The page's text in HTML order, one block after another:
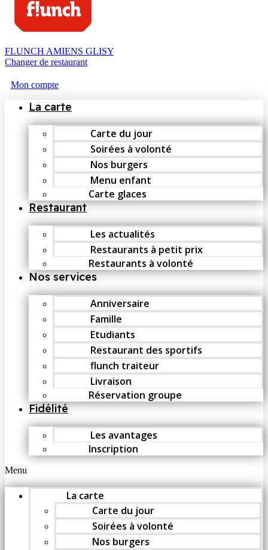
FLUNCH AMIENS GLISY
Changer de restaurant
Mon compte
La carte
Carte du jour
Soirées à volonté
Nos burgers
Menu enfant
Carte glaces
Restaurant
Les actualités
Restaurants à petit prix
Restaurants à volonté
Nos services
Anniversaire
Famille
Etudiants
Restaurant des sportifs
flunch traiteur
Livraison
Réservation groupe
Fidélité
Les avantages
Inscription
Menu
La carte
Carte du jour
Soirées à volonté
Nos burgers